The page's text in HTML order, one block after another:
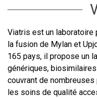
Viatris est un laboratoire
la fusion de Mylan et
165 pays, il propose un
génériques,
couvrant de
les soins de qualité